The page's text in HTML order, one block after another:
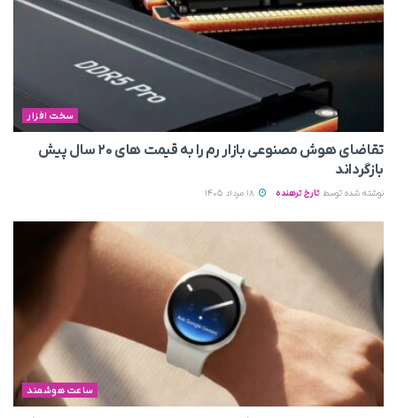
سخت افزار
تقاضای هوش مصنوعی بازار رم را به قیمت های ۲۰ سال پیش
بازگرداند
نوشته شده توسط تارخ ترهنده
ساعت هوشمند